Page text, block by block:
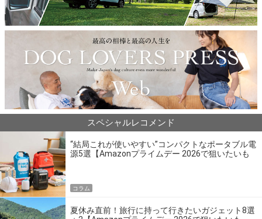
スペシャルレコメンド
“結局これが使いやすい”コンパクトなポータブル電
源5選【Amazonプライムデー 2026で狙いたいも
コラム
夏休み直前！旅行に持って行きたいガジェット8選